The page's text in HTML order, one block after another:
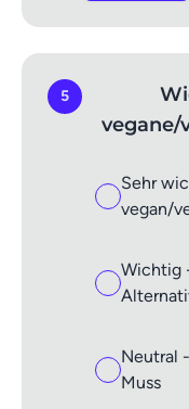
5
vegane/
Sehr
vegan/
Wichtig
Neutral
Muss